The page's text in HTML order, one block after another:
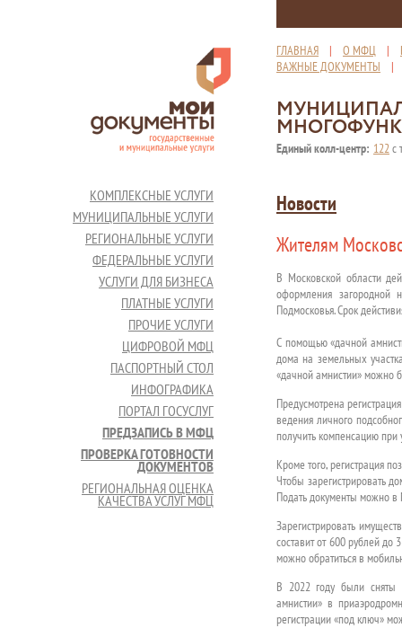
ГЛАВНАЯ | О МФЦ |
ВАЖНЫЕ ДОКУМЕНТЫ
Единый колл-центр: 122с
КОМПЛЕКСНЫЕ УСЛУГИ
МУНИЦИПАЛЬНЫЕ УСЛУГИ
РЕГИОНАЛЬНЫЕ УСЛУГИ
ФЕДЕРАЛЬНЫЕ УСЛУГИ
УСЛУГИ ДЛЯ БИЗНЕСА
ПЛАТНЫЕ УСЛУГИ
ПРОЧИЕ УСЛУГИ
ЦИФРОВОЙ МФЦ
ПАСПОРТНЫЙ СТОЛ
ИНФОГРАФИКА
ПОРТАЛ ГОСУСЛУГ
ПРЕДЗАПИСЬ В МФЦ
ПРОВЕРКА ГОТОВНОСТИ
ДОКУМЕНТОВ
РЕГИОНАЛЬНАЯ ОЦЕНКА
КАЧЕСТВА УСЛУГ МФЦ
Новости
Жителям
В Московской области
оформления загородной
Подмосковья. Срок
С помощью «дачной
дома на земельных
«дачной амнистии» можно
Предусмотрена
ведения личного
получить компенсацию при
Кроме того, регистрация
Чтобы зарегистрировать
Подать документы можно
Зарегистрировать
составит от 600 рублей до
можно обратиться в
В 2022 году были сняты
амнистии» в
регистрации «под ключ»